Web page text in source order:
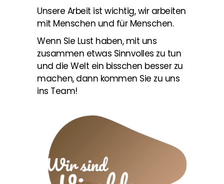
Unsere Arbeit ist wichtig, wir arbeiten
mit Menschen und für Menschen.
Wenn Sie Lust haben, mit uns
zusammen etwas Sinnvolles zu tun
und die Welt ein bisschen besser zu
machen, dann kommen Sie zu uns
ins Team!